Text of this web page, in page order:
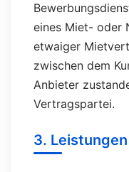
eines Miet- oder
etwaiger
zwischen dem
Anbieter
Vertragspartei.
3.